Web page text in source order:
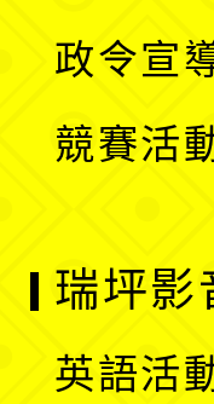
政令宣
競賽活
瑞坪影
英語活